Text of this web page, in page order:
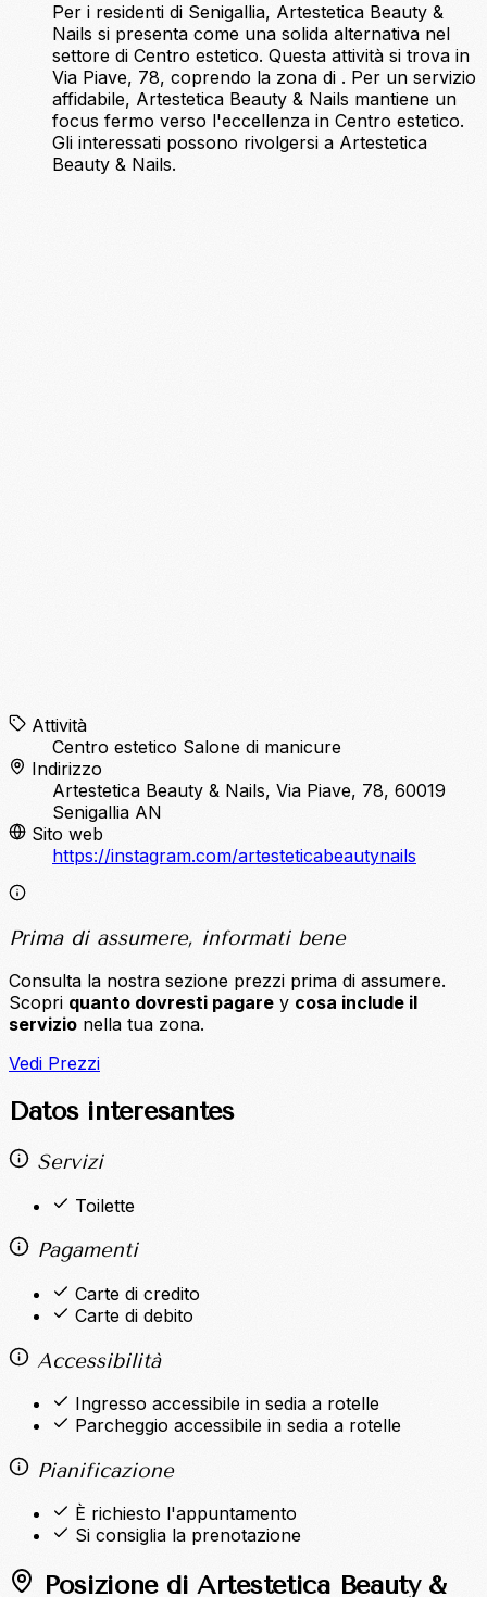
Per i residenti di Senigallia, Artestetica Beauty &
Nails si presenta come una solida alternativa nel
settore di Centro estetico. Questa attività si trova in
Via Piave, 78, coprendo la zona di . Per un servizio
affidabile, Artestetica Beauty & Nails mantiene un
focus fermo verso l'eccellenza in Centro estetico.
Gli interessati possono rivolgersi a Artestetica
Beauty & Nails.
Attività
Centro estetico Salone di manicure
Indirizzo
Artestetica Beauty & Nails, Via Piave, 78, 60019
Senigallia AN
Sito web
https://instagram.com/artesteticabeautynails
Prima di assumere, informati bene
Consulta la nostra sezione prezzi prima di assumere.
Scopri quanto dovresti pagare y cosa include il
servizio nella tua zona.
Vedi Prezzi
Datos interesantes
Servizi
Toilette
Pagamenti
Carte di credito
Carte di debito
Accessibilità
Ingresso accessibile in sedia a rotelle
Parcheggio accessibile in sedia a rotelle
Pianificazione
È richiesto l'appuntamento
Si consiglia la prenotazione
Posizione di Artestetica Beauty &